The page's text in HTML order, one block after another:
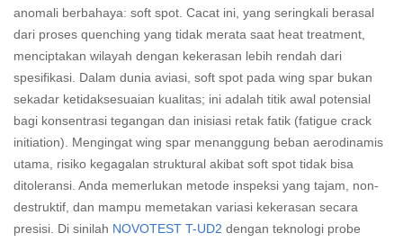
anomali berbahaya: soft spot. Cacat ini, yang seringkali berasal
dari proses quenching yang tidak merata saat heat treatment,
menciptakan wilayah dengan kekerasan lebih rendah dari
spesifikasi. Dalam dunia aviasi, soft spot pada wing spar bukan
sekadar ketidaksesuaian kualitas; ini adalah titik awal potensial
bagi konsentrasi tegangan dan inisiasi retak fatik (fatigue crack
initiation). Mengingat wing spar menanggung beban aerodinamis
utama, risiko kegagalan struktural akibat soft spot tidak bisa
ditoleransi. Anda memerlukan metode inspeksi yang tajam, non-
destruktif, dan mampu memetakan variasi kekerasan secara
presisi. Di sinilah NOVOTEST T-UD2 dengan teknologi probe